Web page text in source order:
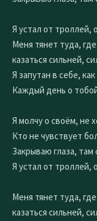
Я устал от троллей,
Меня тянет туда,
казаться сильней,
Я запутан в себе,
Каждый день о
Я молчу о своём, не
Кто не чувствует
Закрываю глаза,
Я устал от троллей,
Меня тянет туда,
казаться сильней,